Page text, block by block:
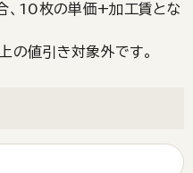
、10枚の単価+加工賃とな
値引き対象外です。